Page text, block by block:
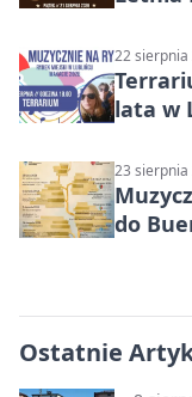
22 sierpnia
lata w
23 sierpnia
do
Ostatnie